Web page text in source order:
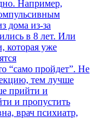
Например,
дома из-за
в 8 лет. Или
которая уже
“само пройдет”. Не
тем лучше
прийти и
и пропустить
врач психиатр,